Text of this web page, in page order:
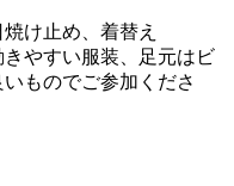
け止め、着替え
きやすい服装、足元はビ
ものでご参加くださ